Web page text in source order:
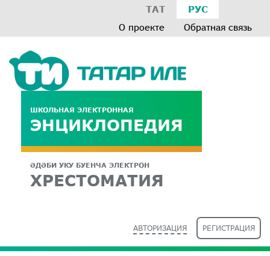
ТАТ РУС
О проекте Обратная связь
ШКОЛЬНАЯ ЭЛЕКТРОННАЯ
ЭНЦИКЛОПЕДИЯ
ӘДӘБИ УКУ БУЕНЧА ЭЛЕКТРОН
ХРЕСТОМАТИЯ
АВТОРИЗАЦИЯ РЕГИСТРАЦИЯ